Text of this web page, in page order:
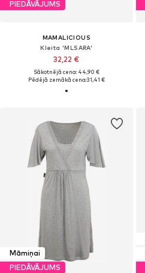
PIEDĀVĀJUMS
MAMALICIOUS
Kleita 'MLSARA'
32,22 €
Sākotnējā cena: 44,90 €
Pēdējā zemākā cena:31,41 €
Māmiņai
PIEDĀVĀJUMS